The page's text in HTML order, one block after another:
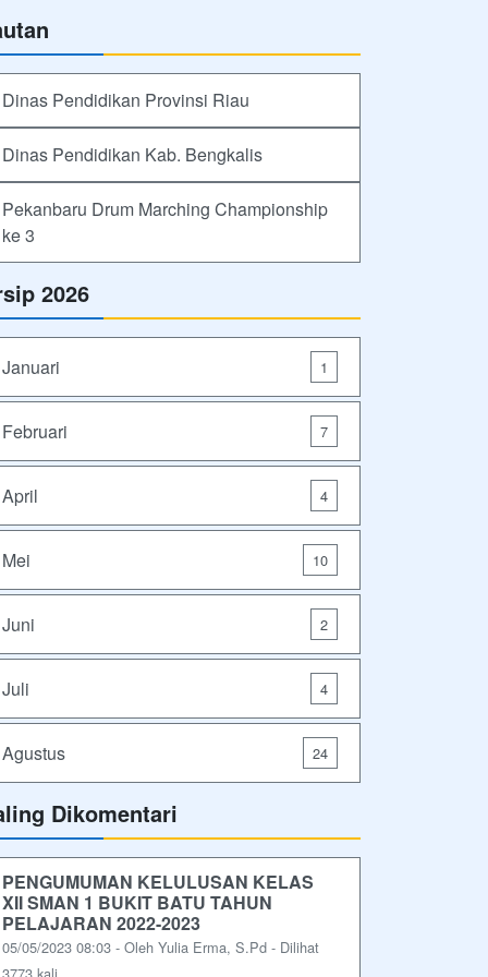
Dinas Pendidikan Provinsi Riau
Dinas Pendidikan Kab. Bengkalis
Pekanbaru Drum Marching Championship
ke 3
2026
Januari 1
Februari 7
April 4
Mei 10
Juni 2
Juli 4
Agustus 24
Dikomentari
PENGUMUMAN KELULUSAN KELAS
XII SMAN 1 BUKIT BATU TAHUN
PELAJARAN 2022-2023
05/05/2023 08:03 - Oleh Yulia Erma, S.Pd - Dilihat